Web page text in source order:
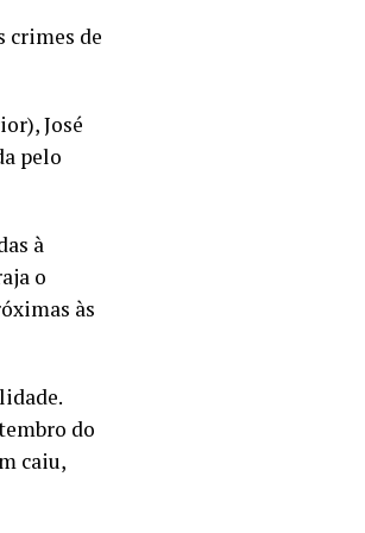
crimes de
José
pelo
à
o
às
do
caiu,